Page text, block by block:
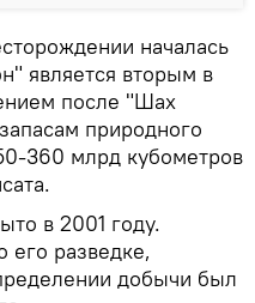
началась
является вторым в
после "Шах
природного
360 млрд кубометров
в 2001 году.
его разведке,
добычи был